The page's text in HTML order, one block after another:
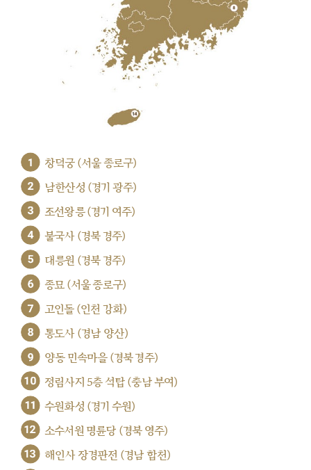
1 창덕궁 (서울 종로구)
2 남한산성 (경기 광주)
3 조선왕릉 (경기 여주)
4 불국사 (경북 경주)
5 대릉원 (경북 경주)
6 종묘 (서울 종로구)
7 고인돌 (인천 강화)
8 통도사 (경남 양산)
9 양동 민속마을 (경북 경주)
10 정림사지 5층 석탑 (충남 부여)
11 수원화성 (경기 수원)
12 소수서원 명륜당 (경북 영주)
13 해인사 장경판전 (경남 합천)